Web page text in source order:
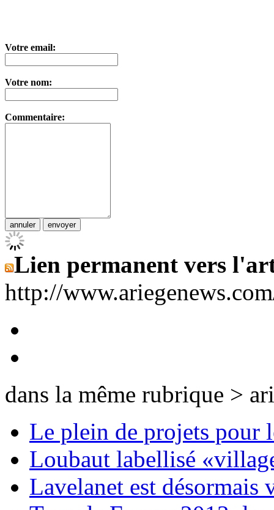
Votre email:
Votre nom:
Commentaire:
Lien permanent vers
http://
dans la même rubrique >
Le plein de projets pour
Loubaut labellisé
Lavelanet est désormais